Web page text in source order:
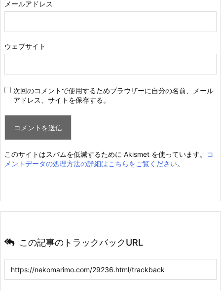
メールアドレス
ウェブサイト
次回のコメントで使用するためブラウザーに自分の名前、メール
アドレス、サイトを保存する。
このサイトはスパムを低減するために Akismet を使っています。
コ
メントデータの処理方法の詳細はこちらをご覧ください。
この記事のトラックバックURL